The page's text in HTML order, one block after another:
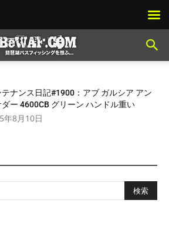
テナンス日記#1900：アブ ガルシア アン
ー 4600CB グリーン ハンドル重い
年8月10日